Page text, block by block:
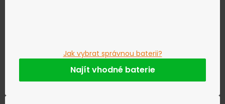
Jak vybrat správnou baterii?
Najít vhodné baterie